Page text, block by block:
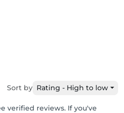
Sort by Rating - High to low
verified reviews. If you've